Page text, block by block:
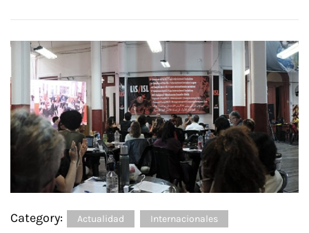
Category: Actualidad Internacionales